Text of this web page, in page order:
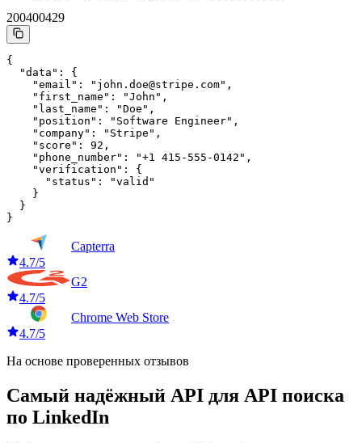
200400429
{
  "data": {
    "email": "john.doe@stripe.com",
    "first_name": "John",
    "last_name": "Doe",
    "position": "Software Engineer",
    "company": "Stripe",
    "score": 92,
    "phone_number": "+1 415-555-0142",
    "verification": {
      "status": "valid"
    }
  }
}
Capterra
4.7/5
G2
4.7/5
Chrome Web Store
4.7/5
На основе проверенных отзывов
Самый надёжный API для API поиска
по LinkedIn